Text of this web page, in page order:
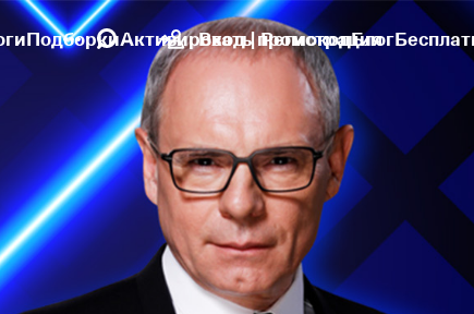
ПодборкиАктивировать промокодБлог
Вход | Регистрация